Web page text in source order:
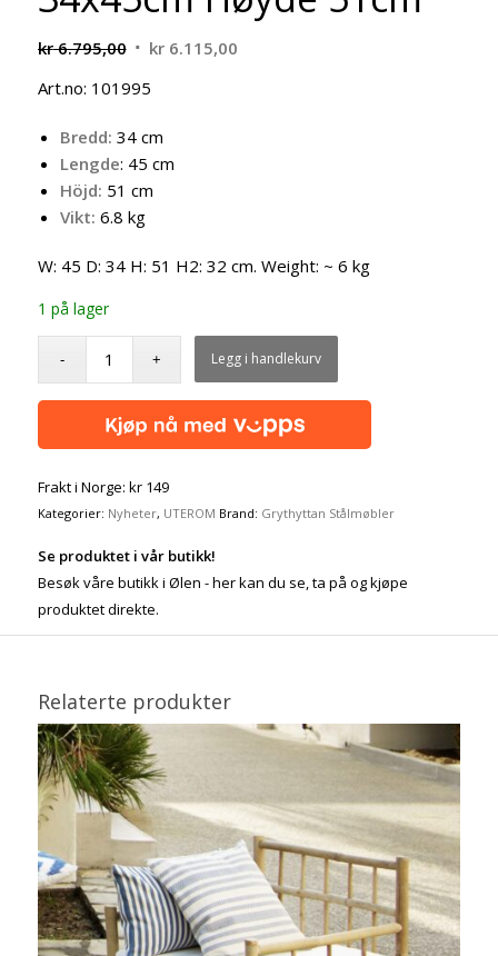
kr6.795,00 Opprinnelig
var:
kr6.115,00Nåværende
Art.no: 101995
Bredd: 34 cm
Lengde: 45 cm
Höjd: 51 cm
Vikt: 6.8 kg
W: 45 D: 34 H: 51 H2: 32 cm. Weight: ~ 6 kg
1 på lager
Legg i handlekurv
Frakt i Norge: kr 149
Kategorier: Nyheter, UTEROM Brand: Grythyttan Stålmøbler
Se produktet i vår butikk!
Besøk våre butikk i Ølen - her kan du se, ta på og kjøpe
produktet direkte.
Relaterte produkter